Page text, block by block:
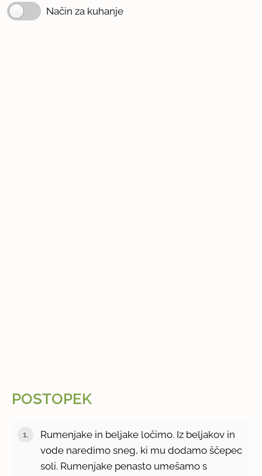
Način za kuhanje
POSTOPEK
Rumenjake in beljake ločimo. Iz beljakov in
vode naredimo sneg, ki mu dodamo ščepec
soli. Rumenjake penasto umešamo s